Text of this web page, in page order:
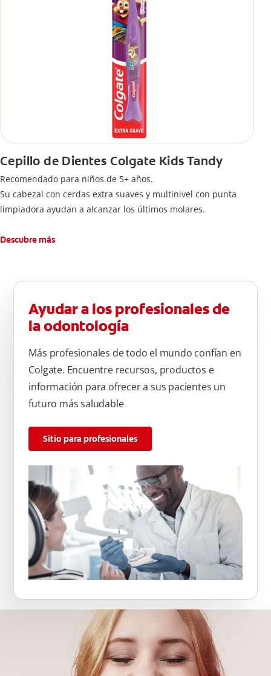
Cepillo de Dientes Colgate Kids Tandy
Recomendado para niños de 5+ años.
Su cabezal con cerdas extra suaves y multinivel con punta
limpiadora ayudan a alcanzar los últimos molares.
Descubre más
Ayudar a los profesionales de
la odontología
Más profesionales de todo el mundo confían en
Colgate. Encuentre recursos, productos e
información para ofrecer a sus pacientes un
futuro más saludable
Sitio para profesionales